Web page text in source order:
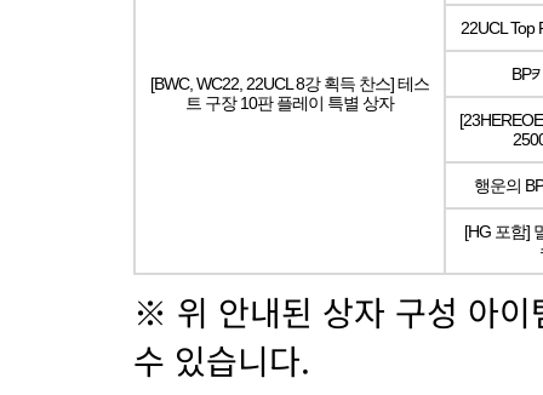
[BWC, WC22, 22UCL 8강 획득 찬스] 테스
트 구장 10판 플레이 특별 상자
22UCL Top
BP
행운의
[HG 포함]
※ 위 안내된 상자 구성 아이
수 있습니다.